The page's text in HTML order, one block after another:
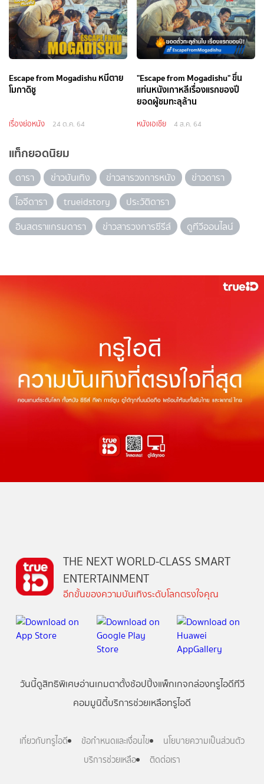
Escape from Mogadishu หนีตาย
โมกาดิชู
เรื่องย่อหนัง 24 ต.ค. 64
"Escape from Mogadishu" ขึ้น
แท่นหนังเกาหลีเรื่องแรกของปี
ยอดผู้ชมทะลุล้าน
หนังเอเชีย 4 ส.ค. 64
แท็กยอดนิยม
ดารา ข่าวบันเทิง ข่าวสารวงการหนัง
ข่าวดารา
ไอจีดารา
trueidstory
ประวัติดารา
อินสตราแกรมดารา
ข่าวสารวงการซีรีส์ ดูทีวีออนไลน์
THE NEXT WORLD-CLASS SMART
ENTERTAINMENT
อีกขั้นของความบันเทิงระดับโลกตรงใจคุณ
วันนี้ดูสิทธิพิเศษอ่านเกมตาตั้งช้อปปิ้งแพ็กเกจกล่องทรูไอดีทีวี
คอมมูนิตี้บริการช่วยเหลือทรูไอดี
เกี่ยวกับทรูไอดี ข้อกำหนดและเงื่อนไข
นโยบายความเป็นส่วนตัว
บริการช่วยเหลือ
ติดต่อเรา